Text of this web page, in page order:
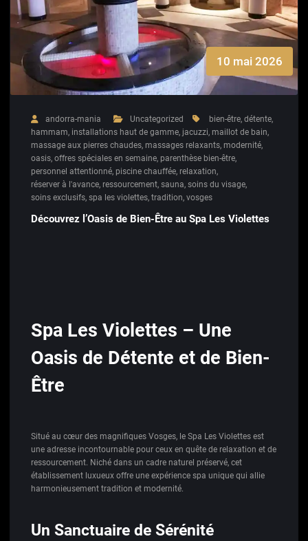
10 mai 2026
andorra-mania Uncategorized bien-être, détente,
hammam, installations haut de gamme, jacuzzi, maillot de bain,
massage aux pierres chaudes, massages relaxants, modernité,
oasis, offres spéciales en semaine, parenthèse bien-être,
personnel attentionné, piscine chauffée, relaxation,
réserver à l'avance, ressourcement, sauna, soins du visage,
soins exclusifs, spa les violettes, tradition, vosges
Découvrez l’Oasis de Bien-Être au Spa Les Violettes
Spa Les Violettes – Une
Oasis de Détente et de Bien-
Être
Situé au cœur des magnifiques Vosges, le Spa Les Violettes est
une adresse incontournable pour ceux en quête de relaxation et de
ressourcement. Niché dans un cadre naturel préservé, cet
établissement luxueux offre une expérience spa unique qui allie
harmonieusement tradition et modernité.
Un Sanctuaire de Sérénité